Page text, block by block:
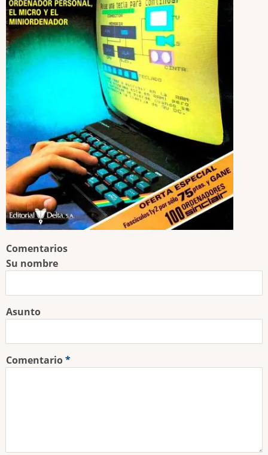
Comentarios
Su nombre
Asunto
Comentario